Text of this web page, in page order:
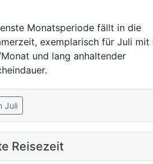
Monatsperiode fällt in die
exemplarisch für Juli mit
und lang anhaltender
Juli
Reisezeit